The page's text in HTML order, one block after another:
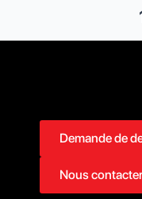
Demande de
Nous contacter